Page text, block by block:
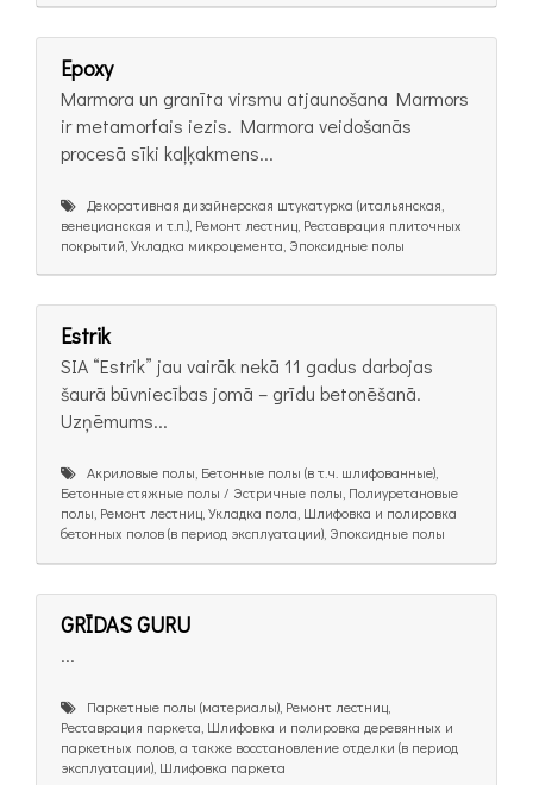
Epoxy
Marmora un granīta virsmu atjaunošana Marmors
ir metamorfais iezis. Marmora veidošanās
procesā sīki kaļķakmens...
Декоративная дизайнерская штукатурка (итальянская,
венецианская и т.п.), Ремонт лестниц, Реставрация плиточных
покрытий, Укладка микроцемента, Эпоксидные полы
Estrik
SIA “Estrik” jau vairāk nekā 11 gadus darbojas
šaurā būvniecības jomā – grīdu betonēšanā.
Uzņēmums...
Акриловые полы, Бетонные полы (в т.ч. шлифованные),
Бетонные стяжные полы / Эстричные полы, Полиуретановые
полы, Ремонт лестниц, Укладка пола, Шлифовка и полировка
бетонных полов (в период эксплуатации), Эпоксидные полы
GRĪDAS GURU
...
Паркетные полы (материалы), Ремонт лестниц,
Реставрация паркета, Шлифовка и полировка деревянных и
паркетных полов, а также восстановление отделки (в период
эксплуатации), Шлифовка паркета